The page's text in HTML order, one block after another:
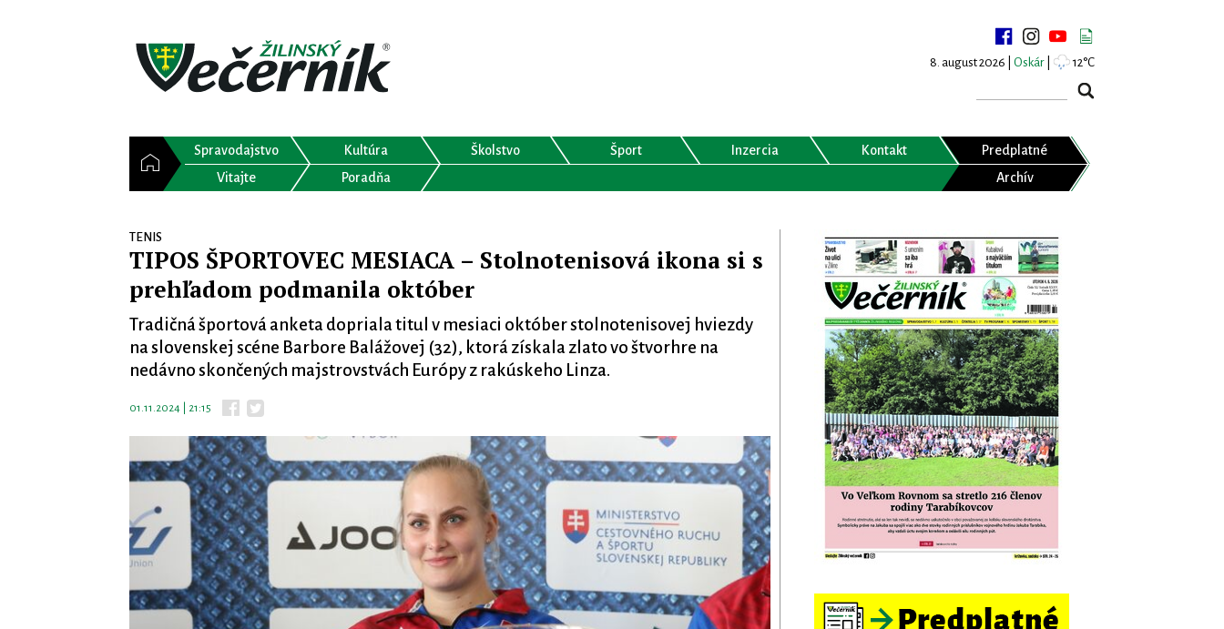
8. august 2026 | Oskár 12°C
Spravodajstvo Kultúra Školstvo Šport Inzercia Kontakt
Predplatné
Vitajte
Poradňa Archív
TENIS
TIPOS ŠPORTOVEC MESIACA – Stolnotenisová ikona si s
prehľadom podmanila október
Tradičná športová anketa dopriala titul v mesiaci október stolnotenisovej hviezdy
na slovenskej scéne Barbore Balážovej (32), ktorá získala zlato vo štvorhre na
nedávno skončených majstrovstvách Európy z rakúskeho Linza.
01.11.2024 | 21:15